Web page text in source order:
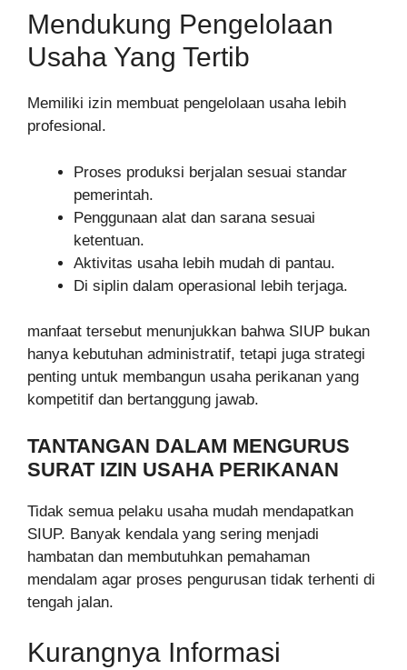
Mendukung Pengelolaan
Usaha Yang Tertib
Memiliki izin membuat pengelolaan usaha lebih
profesional.
Proses produksi berjalan sesuai standar
pemerintah.
Penggunaan alat dan sarana sesuai
ketentuan.
Aktivitas usaha lebih mudah di pantau.
Di siplin dalam operasional lebih terjaga.
manfaat tersebut menunjukkan bahwa SIUP bukan
hanya kebutuhan administratif, tetapi juga strategi
penting untuk membangun usaha perikanan yang
kompetitif dan bertanggung jawab.
TANTANGAN DALAM MENGURUS
SURAT IZIN USAHA PERIKANAN
Tidak semua pelaku usaha mudah mendapatkan
SIUP. Banyak kendala yang sering menjadi
hambatan dan membutuhkan pemahaman
mendalam agar proses pengurusan tidak terhenti di
tengah jalan.
Kurangnya Informasi